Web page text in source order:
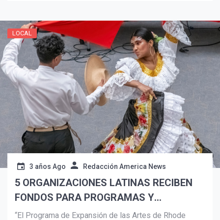
LOCAL
3 años Ago Redacción America News
5 ORGANIZACIONES LATINAS RECIBEN
FONDOS PARA PROGRAMAS Y
LIDERAZGO
“El Programa de Expansión de las Artes de Rhode